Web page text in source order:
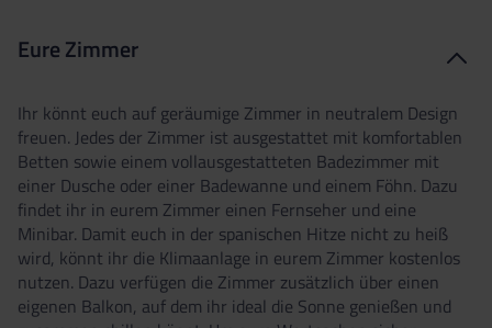
Eure Zimmer
Ihr könnt euch auf geräumige Zimmer in neutralem Design
freuen. Jedes der Zimmer ist ausgestattet mit komfortablen
Betten sowie einem vollausgestatteten Badezimmer mit
einer Dusche oder einer Badewanne und einem Föhn. Dazu
findet ihr in eurem Zimmer einen Fernseher und eine
Minibar. Damit euch in der spanischen Hitze nicht zu heiß
wird, könnt ihr die Klimaanlage in eurem Zimmer kostenlos
nutzen. Dazu verfügen die Zimmer zusätzlich über einen
eigenen Balkon, auf dem ihr ideal die Sonne genießen und